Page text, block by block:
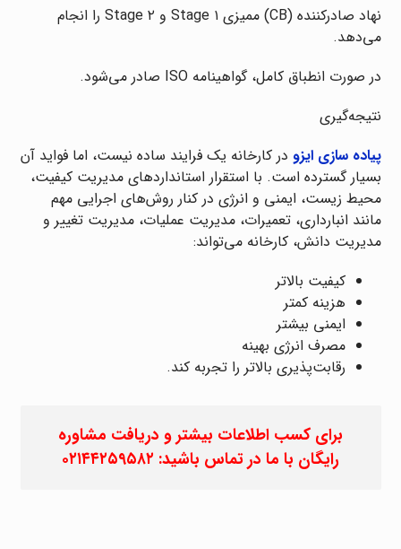
نهاد صادرکننده (CB) ممیزی Stage ۱ و Stage ۲ را انجام
می‌دهد.
در صورت انطباق کامل، گواهینامه ISO صادر می‌شود.
نتیجه‌گیری
پیاده سازی ایزو در کارخانه یک فرایند ساده نیست، اما فواید آن
بسیار گسترده است. با استقرار استانداردهای مدیریت کیفیت،
محیط زیست، ایمنی و انرژی در کنار روش‌های اجرایی مهم
مانند انبارداری، تعمیرات، مدیریت عملیات، مدیریت تغییر و
مدیریت دانش، کارخانه می‌تواند:
کیفیت بالاتر
هزینه کمتر
ایمنی بیشتر
مصرف انرژی بهینه
رقابت‌پذیری بالاتر را تجربه کند.
برای کسب اطلاعات بیشتر و دریافت مشاوره
رایگان با ما در تماس باشید: ۰۲۱۴۴۲۵۹۵۸۲